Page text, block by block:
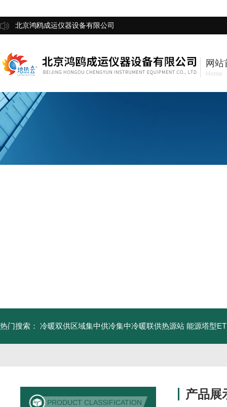
北京鸿鸥成运仪器设备有限公司
网站
Home
热门搜索： 冷暖双供区域集中供冷集中冷暖联供热源站 能源塔型
PRODUCT CLASSIFICATION
产品展